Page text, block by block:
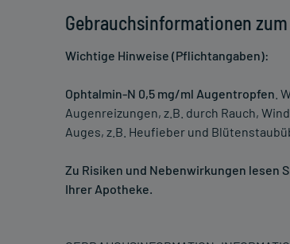
Gebrauchsinformationen
Wichtige Hinweise (Pflichtangaben):
Ophtalmin-N 0,5 mg/ml Augentropfen .
Augenreizungen, z.B. durch Rauch,
Auges, z.B. Heufieber und
Zu Risiken und Nebenwirkungen lesen
Ihrer Apotheke.